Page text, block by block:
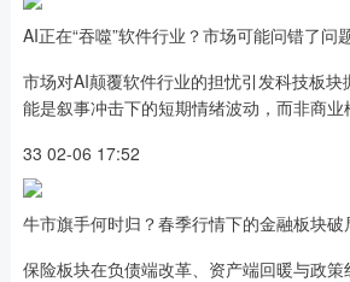
AI正在“吞噬”软件行业？市场可能问错了问
市场对AI颠覆软件行业的担忧引发科技板
能是叙事冲击下的短期情绪波动，而非商业
33 02-06 17:52
牛市旗手何时归？春季行情下的金融板块破
保险板块在负债端改革、资产端回暖与政